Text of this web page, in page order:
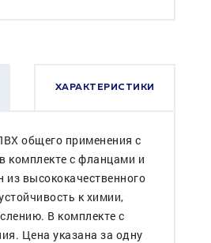
ХАРАКТЕРИСТИКИ
общего применения с
комплекте с фланцами и
высококачественного
к химии,
В комплекте с
Цена указана за одну